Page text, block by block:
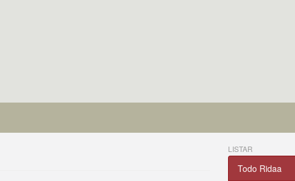
LISTAR
Todo Ridaa